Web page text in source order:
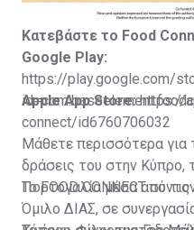
Κατεβάστε το Food
Google Play:
https://play.google.com/
Apple App Store: https://
connect/id6760706032
Μάθετε περισσότερα για
δράσεις του στην Κύπρο,
Πορτογαλία μέσα από τις
Το FOOD CONNECT
Όμιλο ΔΙΑΣ, σε
Κύπρου, Φίλοι της Γης
Element στην Κύπρο, τον
Το έργο
της Ευρωπαϊκής Ένωσης